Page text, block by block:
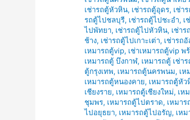
เช่ารถตู้หัวหิน, เช่ารถตู้อุดร, เช่า
รถตู้ไปชลบุรี, เช่ารถตู้ไปชะอำ, เ
ไปพัทยา, เช่ารถตู้ไปหัวหิน, เช่า
ช้าง, เช่ารถตู้ไปเกาะเต่า, เช่ารถ
เหมารถตู้vip, เช่าเหมารถตู้vip
เหมารถตู้ บึงกาฬ, เหมารถตู้ เช่า
ตู้กรุงเทพ, เหมารถตู้นครพนม, เห
เหมารถตู้หนองคาย, เหมารถตู้หัว
เชียงราย, เหมารถตู้เชียงใหม่, เห
ชุมพร, เหมารถตู้ไปตราด, เหมา
ไปอยุธยา, เหมารถตู้ไปอรัญ, เห